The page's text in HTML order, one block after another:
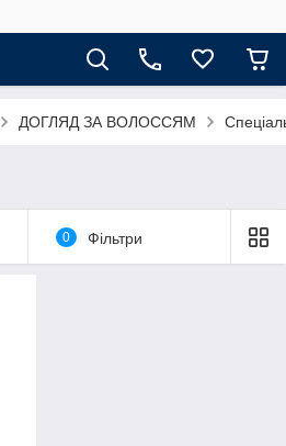
ДОГЛЯД ЗА ВОЛОССЯМ
0 Фільтри